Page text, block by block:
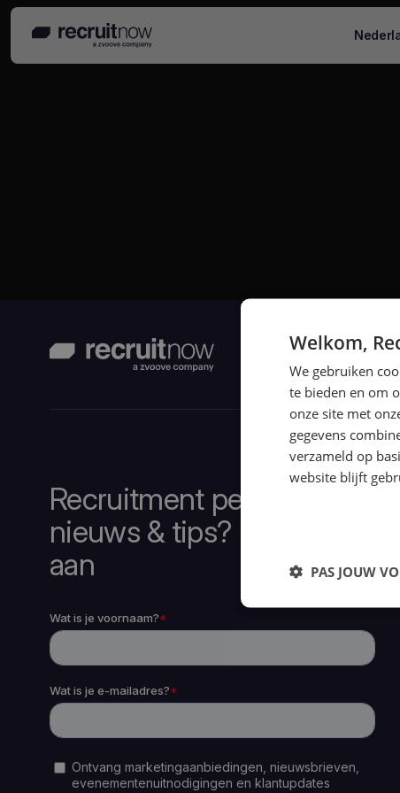
Recruitment performance
nieuws & tips? Meld je nu
aan
Welkom,
We gebruiken
te bieden en om
onze site met
gegevens
verzameld op
website blijft
PAS JOUW